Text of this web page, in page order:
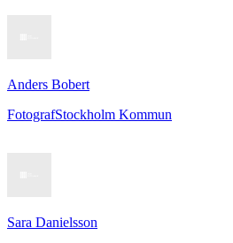
Anders Bobert
FotografStockholm Kommun
Sara Danielsson